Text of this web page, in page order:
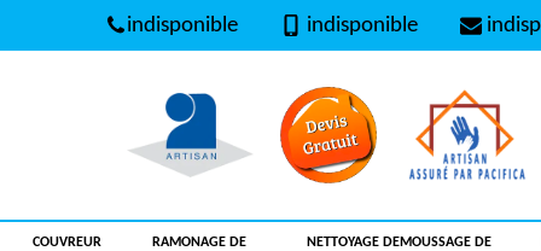
indisponible indisponible
COUVREUR
RAMONAGE DE
NETTOYAGE DEMOUSSAGE DE